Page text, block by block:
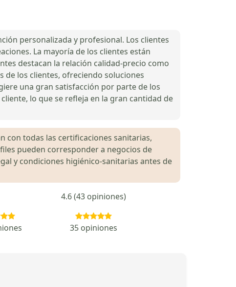
personalizada y profesional. Los clientes
La mayoría de los clientes están
destacan la relación calidad-precio como
de los clientes, ofreciendo soluciones
una gran satisfacción por parte de los
lo que se refleja en la gran cantidad de
con todas las certificaciones sanitarias,
pueden corresponder a negocios de
y condiciones higiénico-sanitarias antes de
4.6 (43 opiniones)
35 opiniones